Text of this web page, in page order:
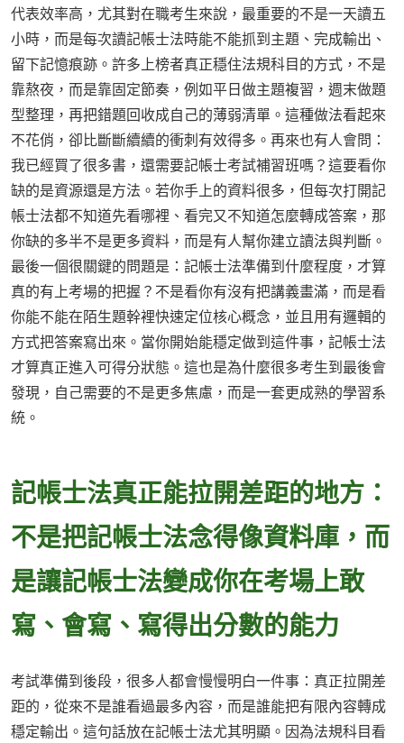
代表效率高，尤其對在職考生來說，最重要的不是一天讀五
小時，而是每次讀記帳士法時能不能抓到主題、完成輸出、
留下記憶痕跡。許多上榜者真正穩住法規科目的方式，不是
靠熬夜，而是靠固定節奏，例如平日做主題複習，週末做題
型整理，再把錯題回收成自己的薄弱清單。這種做法看起來
不花俏，卻比斷斷續續的衝刺有效得多。再來也有人會問：
我已經買了很多書，還需要記帳士考試補習班嗎？這要看你
缺的是資源還是方法。若你手上的資料很多，但每次打開記
帳士法都不知道先看哪裡、看完又不知道怎麼轉成答案，那
你缺的多半不是更多資料，而是有人幫你建立讀法與判斷。
最後一個很關鍵的問題是：記帳士法準備到什麼程度，才算
真的有上考場的把握？不是看你有沒有把講義畫滿，而是看
你能不能在陌生題幹裡快速定位核心概念，並且用有邏輯的
方式把答案寫出來。當你開始能穩定做到這件事，記帳士法
才算真正進入可得分狀態。這也是為什麼很多考生到最後會
發現，自己需要的不是更多焦慮，而是一套更成熟的學習系
統。
記帳士法真正能拉開差距的地方：
不是把記帳士法念得像資料庫，而
是讓記帳士法變成你在考場上敢
寫、會寫、寫得出分數的能力
考試準備到後段，很多人都會慢慢明白一件事：真正拉開差
距的，從來不是誰看過最多內容，而是誰能把有限內容轉成
穩定輸出。這句話放在記帳士法尤其明顯。因為法規科目看